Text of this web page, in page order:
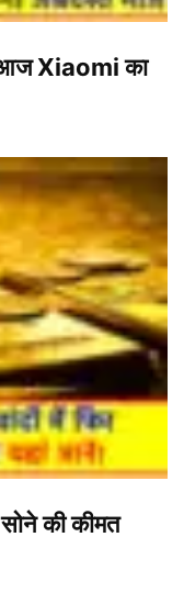
Xiaomi का
की कीमत